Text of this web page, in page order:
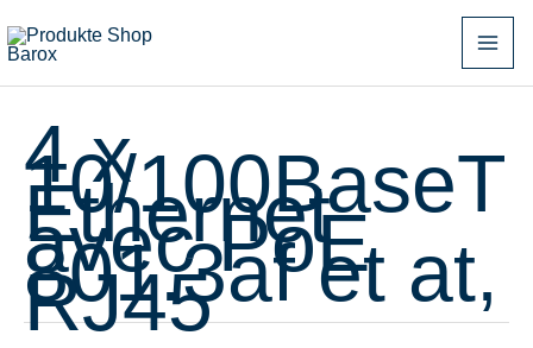
Inhalt
4 x
10/100BaseT
Ethernet
avec PoE
801.3af et at,
RJ45